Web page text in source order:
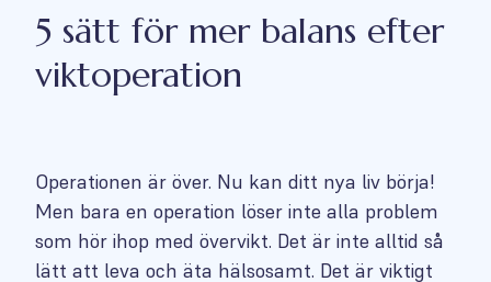
5 sätt för mer balans efter
viktoperation
Operationen är över. Nu kan ditt nya liv börja!
Men bara en operation löser inte alla problem
som hör ihop med övervikt. Det är inte alltid så
lätt att leva och äta hälsosamt. Det är viktigt